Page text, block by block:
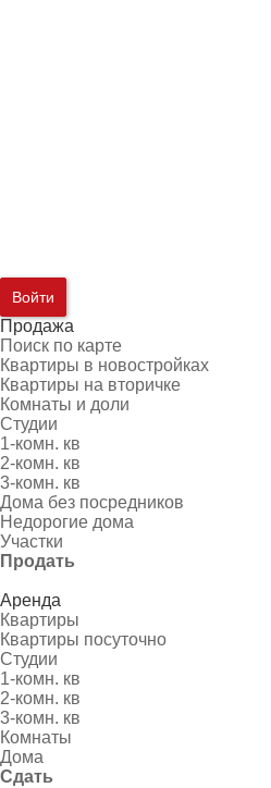
Войти
Продажа
Поиск по карте
Квартиры в новостройках
Квартиры на вторичке
Комнаты и доли
Студии
1-комн. кв
2-комн. кв
3-комн. кв
Дома без посредников
Недорогие дома
Участки
Продать
Аренда
Квартиры
Квартиры посуточно
Студии
1-комн. кв
2-комн. кв
3-комн. кв
Комнаты
Дома
Сдать